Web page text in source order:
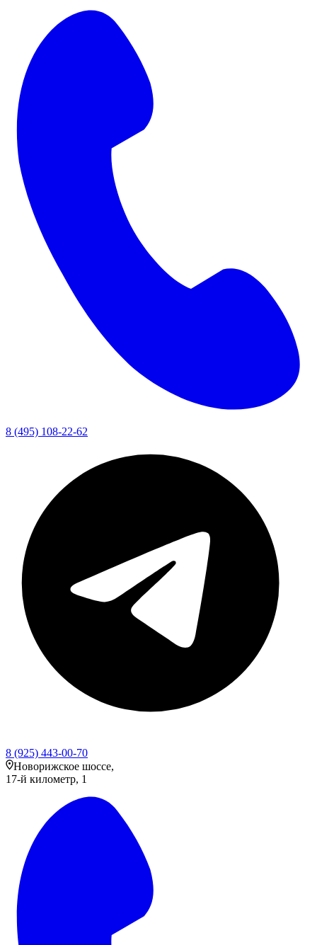
8 (495) 108-22-62
8 (925) 443-00-70
Новорижское шоссе,
17-й километр, 1